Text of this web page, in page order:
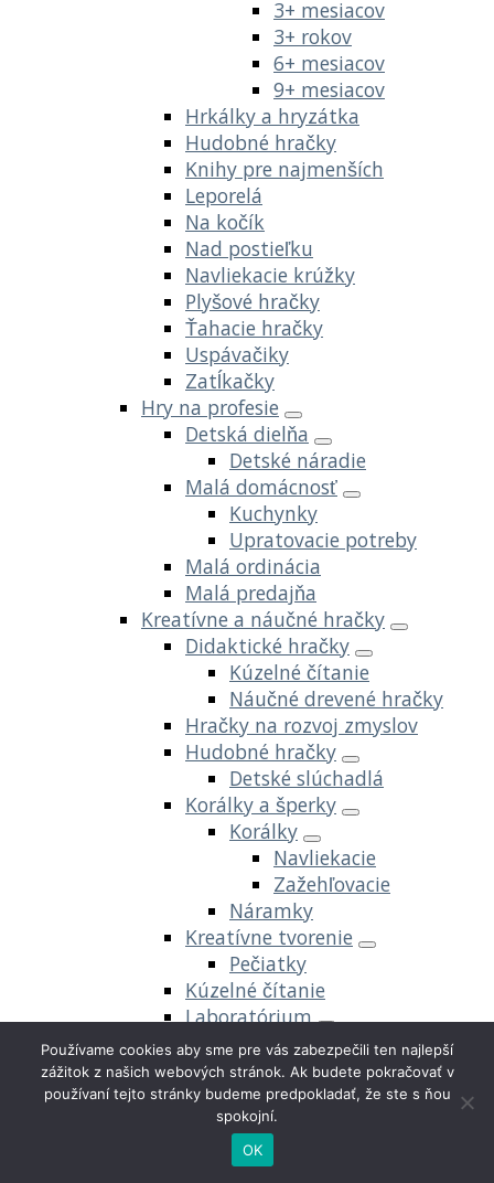
3+ mesiacov
3+ rokov
6+ mesiacov
9+ mesiacov
Hrkálky a hryzátka
Hudobné hračky
Knihy pre najmenších
Leporelá
Na kočík
Nad postieľku
Navliekacie krúžky
Plyšové hračky
Ťahacie hračky
Uspávačiky
Zatĺkačky
Hry na profesie
Detská dielňa
Detské náradie
Malá domácnosť
Kuchynky
Upratovacie potreby
Malá ordinácia
Malá predajňa
Kreatívne a náučné hračky
Didaktické hračky
Kúzelné čítanie
Náučné drevené hračky
Hračky na rozvoj zmyslov
Hudobné hračky
Detské slúchadlá
Korálky a šperky
Korálky
Navliekacie
Zažehľovacie
Náramky
Kreatívne tvorenie
Pečiatky
Kúzelné čítanie
Laboratórium
Experimenty
Modelovacie hmoty a plastelíny
Hey Clay
Kinetický piesok
Play-doh
Používame cookies aby sme pre vás zabezpečili ten najlepší
zážitok z našich webových stránok. Ak budete pokračovať v
používaní tejto stránky budeme predpokladať, že ste s ňou
spokojní.
OK